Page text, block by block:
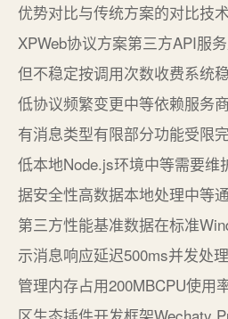
优势对比与传统方案的对比技
XPWeb协议方案第三方API服
但不稳定按调用次数收费系统
低协议频繁变更中等依赖服务
有消息类型有限部分功能受限
低本地Node.js环境中等需要维
据安全性高数据本地处理中等
第三方性能基准数据在标准
示消息响应延迟500ms并发处
管理内存占用200MBCPU使用